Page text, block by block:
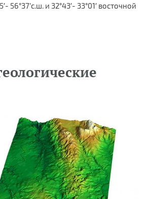
56°37’с.ш. и 32°43′- 33°01′ восточной